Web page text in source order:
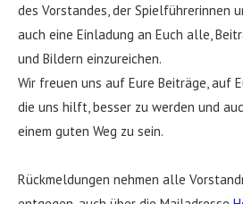
des Vorstandes, der Spielführerinnen
auch eine Einladung an Euch alle,
und Bildern einzureichen.
Wir freuen uns auf Eure Beiträge, auf
die uns hilft, besser zu werden und
einem guten Weg zu sein.
Rückmeldungen nehmen alle